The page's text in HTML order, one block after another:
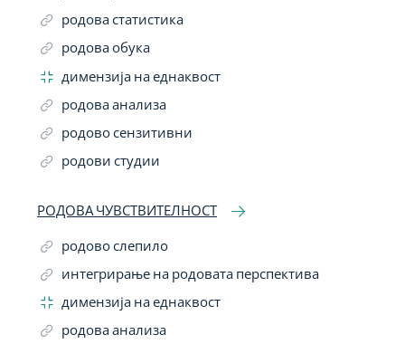
родова статистика
родова обука
димензија на еднаквост
родова анализа
родово сензитивни
родови студии
РОДОВА ЧУВСТВИТЕЛНОСТ
родово слепило
интегрирање на родовата перспектива
димензија на еднаквост
родова анализа